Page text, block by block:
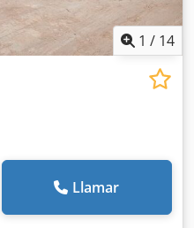
1 / 14
Llamar